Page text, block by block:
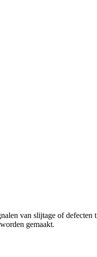
van slijtage of
gemaakt.